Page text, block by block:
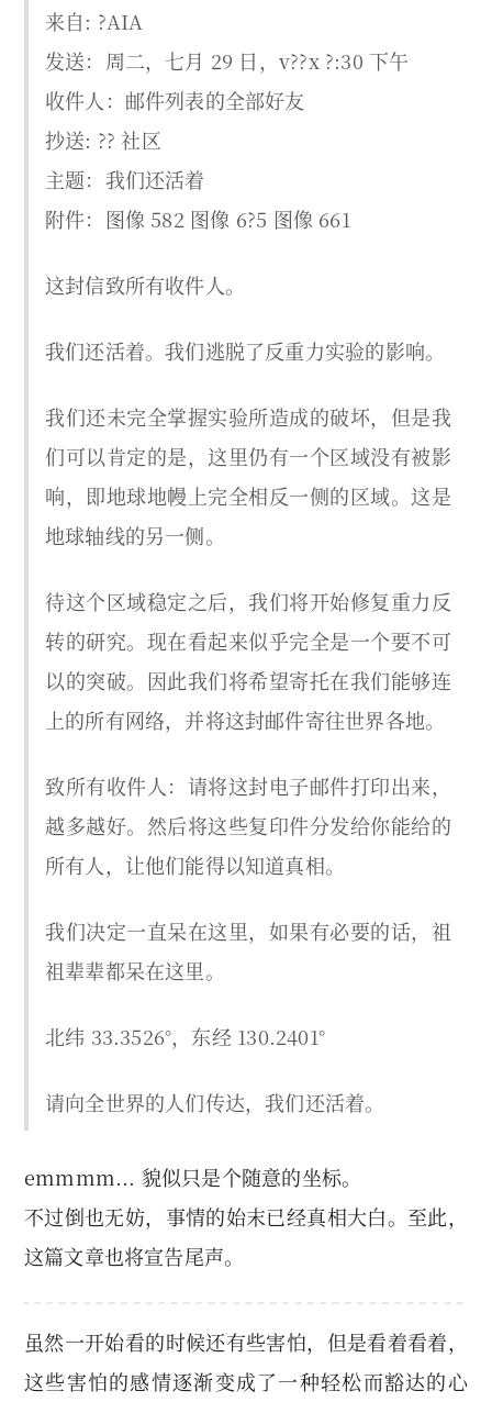
来自: ?AIA
发送：周二，七月 29 日，v??x ?:30 下午
收件人：邮件列表的全部好友
抄送: ?? 社区
主题：我们还活着
附件：图像 582 图像 6?5 图像 661
这封信致所有收件人。
我们还活着。我们逃脱了反重力实验的影响。
我们还未完全掌握实验所造成的破坏，但是我
们可以肯定的是，这里仍有一个区域没有被影
响，即地球地幔上完全相反一侧的区域。这是
地球轴线的另一侧。
待这个区域稳定之后，我们将开始修复重力反
转的研究。现在看起来似乎完全是一个要不可
以的突破。因此我们将希望寄托在我们能够连
上的所有网络，并将这封邮件寄往世界各地。
致所有收件人：请将这封电子邮件打印出来，
越多越好。然后将这些复印件分发给你能给的
所有人，让他们能得以知道真相。
我们决定一直呆在这里，如果有必要的话，祖
祖辈辈都呆在这里。
北纬 33.3526°，东经 130.2401°
请向全世界的人们传达，我们还活着。
emmmm... 貌似只是个随意的坐标。
不过倒也无妨，事情的始末已经真相大白。至此，
这篇文章也将宣告尾声。
虽然一开始看的时候还有些害怕，但是看着看着，
这些害怕的感情逐渐变成了一种轻松而豁达的心